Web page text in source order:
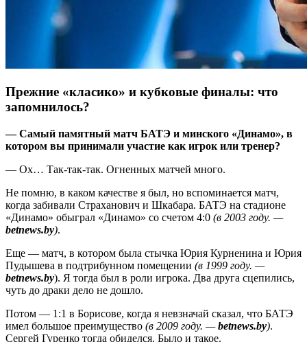
Прежние «класико» и кубковые финалы: что
запомнилось?
— Самый памятный матч БАТЭ и минского «Динамо», в
котором вы принимали участие как игрок или тренер?
— Ох… Так-так-так. Огненных матчей много.
Не помню, в каком качестве я был, но вспоминается матч,
когда забивали Страханович и Шкабара. БАТЭ на стадионе
«Динамо» обыграл «Динамо» со счетом 4:0 (в 2003 году. —
betnews.by).
Еще — матч, в котором была стычка Юрия Курненина и Юрия
Пудышева в подтрибунном помещении (в 1999 году. —
betnews.by). Я тогда был в роли игрока. Два друга сцепились,
чуть до драки дело не дошло.
Потом — 1:1 в Борисове, когда я невзначай сказал, что БАТЭ
имел большое преимущество (в 2009 году. —betnews.by).
Сергей Гуренко тогда обиделся. Было и такое.